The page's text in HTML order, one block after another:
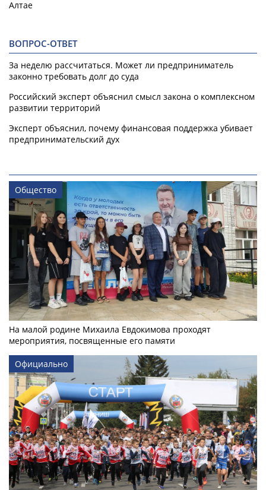
Алтае
ВОПРОС-ОТВЕТ
За неделю рассчитаться. Может ли предприниматель
законно требовать долг до суда
Российский эксперт объяснил смысл закона о комплексном
развитии территорий
Эксперт объяснил, почему финансовая поддержка убивает
предпринимательский дух
Общество
На малой родине Михаила Евдокимова проходят
мероприятия, посвященные его памяти
Официально